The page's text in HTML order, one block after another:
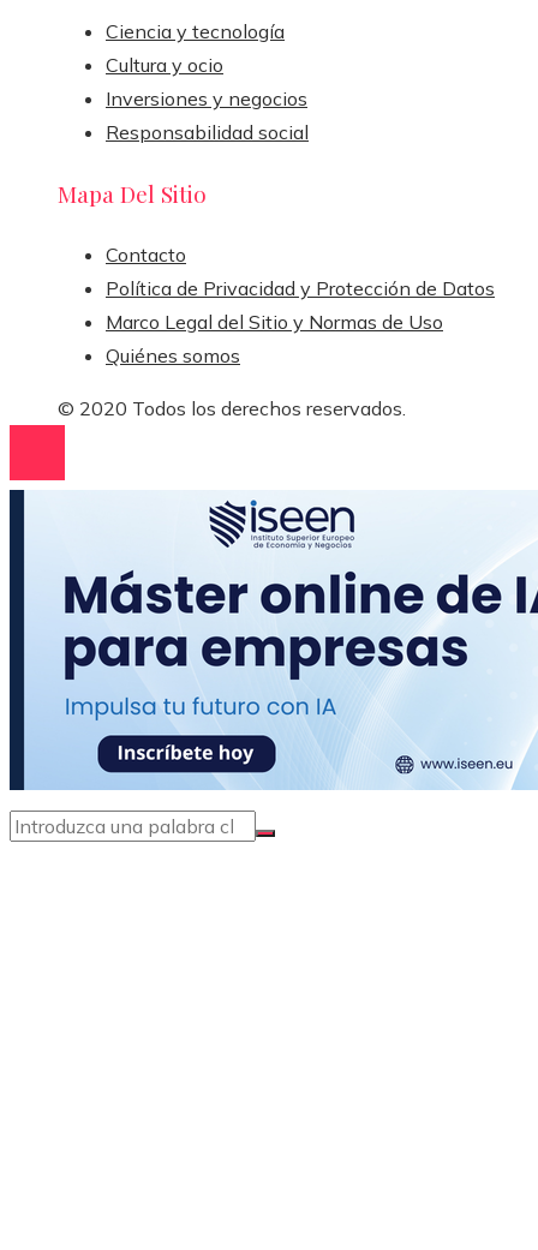
Ciencia y tecnología
Cultura y ocio
Inversiones y negocios
Responsabilidad social
Mapa Del Sitio
Contacto
Política de Privacidad y Protección de Datos
Marco Legal del Sitio y Normas de Uso
Quiénes somos
© 2020 Todos los derechos reservados.